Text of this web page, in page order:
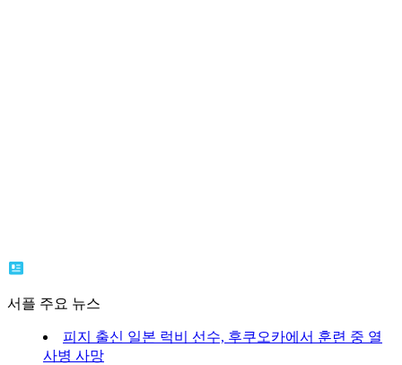
서플 주요 뉴스
피지 출신 일본 럭비 선수, 후쿠오카에서 훈련 중 열
사병 사망